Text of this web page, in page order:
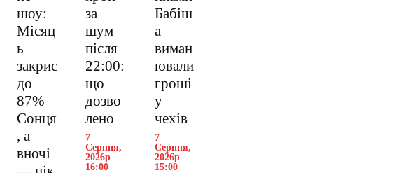
шоу:
Місяц
ь
закриє
до
87%
Сонця
, а
вночі
за
шум
після
22:00:
що
дозво
лено
7
Серпня,
2026р
16:00
Бабіш
а
виман
ювали
гроші
у
чехів
7
Серпня,
2026р
15:00